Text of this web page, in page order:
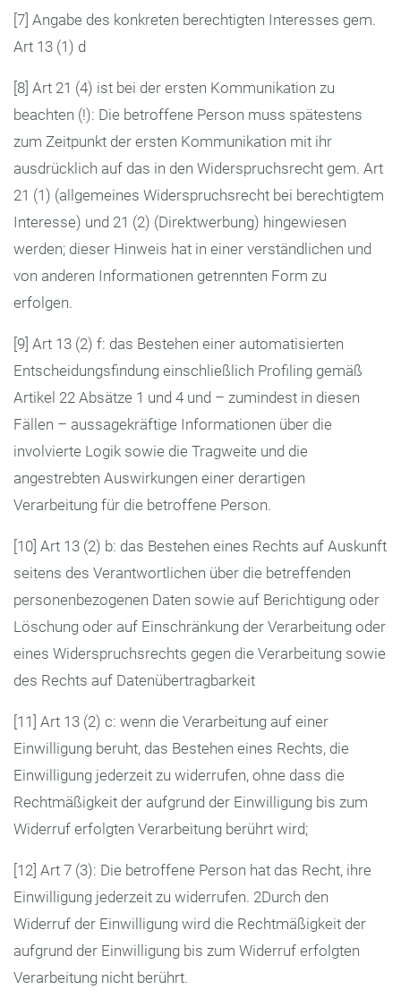
[7] Angabe des konkreten berechtigten Interesses gem.
Art 13 (1) d
[8] Art 21 (4) ist bei der ersten Kommunikation zu
beachten (!): Die betroffene Person muss spätestens
zum Zeitpunkt der ersten Kommunikation mit ihr
ausdrücklich auf das in den Widerspruchsrecht gem. Art
21 (1) (allgemeines Widerspruchsrecht bei berechtigtem
Interesse) und 21 (2) (Direktwerbung) hingewiesen
werden; dieser Hinweis hat in einer verständlichen und
von anderen Informationen getrennten Form zu
erfolgen.
[9] Art 13 (2) f: das Bestehen einer automatisierten
Entscheidungsfindung einschließlich Profiling gemäß
Artikel 22 Absätze 1 und 4 und – zumindest in diesen
Fällen – aussagekräftige Informationen über die
involvierte Logik sowie die Tragweite und die
angestrebten Auswirkungen einer derartigen
Verarbeitung für die betroffene Person.
[10] Art 13 (2) b: das Bestehen eines Rechts auf Auskunft
seitens des Verantwortlichen über die betreffenden
personenbezogenen Daten sowie auf Berichtigung oder
Löschung oder auf Einschränkung der Verarbeitung oder
eines Widerspruchsrechts gegen die Verarbeitung sowie
des Rechts auf Datenübertragbarkeit
[11] Art 13 (2) c: wenn die Verarbeitung auf einer
Einwilligung beruht, das Bestehen eines Rechts, die
Einwilligung jederzeit zu widerrufen, ohne dass die
Rechtmäßigkeit der aufgrund der Einwilligung bis zum
Widerruf erfolgten Verarbeitung berührt wird;
[12] Art 7 (3): Die betroffene Person hat das Recht, ihre
Einwilligung jederzeit zu widerrufen. 2Durch den
Widerruf der Einwilligung wird die Rechtmäßigkeit der
aufgrund der Einwilligung bis zum Widerruf erfolgten
Verarbeitung nicht berührt.